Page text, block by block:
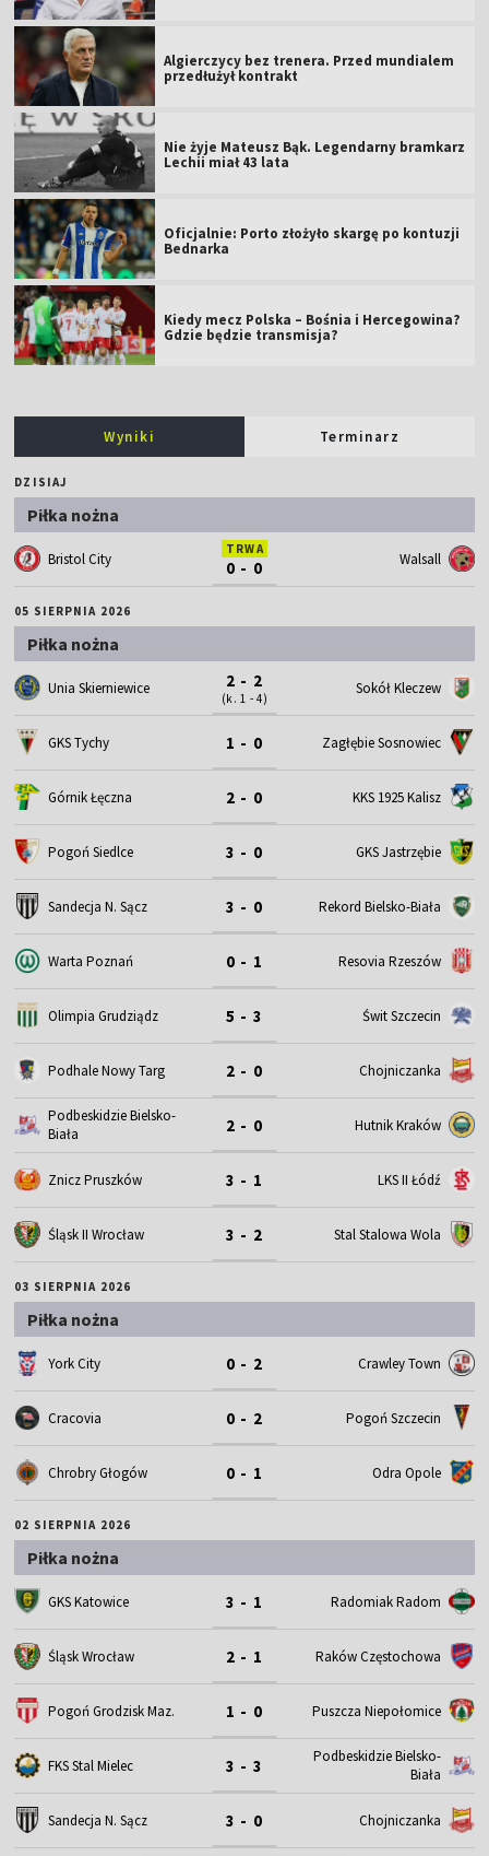
Algierczycy bez trenera. Przed mundialem
przedłużył kontrakt
Nie żyje Mateusz Bąk. Legendarny bramkarz
Lechii miał 43 lata
Oficjalnie: Porto złożyło skargę po kontuzji
Bednarka
Kiedy mecz Polska – Bośnia i Hercegowina?
Gdzie będzie transmisja?
Wyniki Terminarz
DZISIAJ
Piłka nożna
Bristol City
TRWA
0 - 0 Walsall
05 SIERPNIA 2026
Piłka nożna
Unia Skierniewice 2 - 2
(k. 1 - 4)
Sokół Kleczew
GKS Tychy 1 - 0 Zagłębie Sosnowiec
Górnik Łęczna 2 - 0 KKS 1925 Kalisz
Pogoń Siedlce 3 - 0 GKS Jastrzębie
Sandecja N. Sącz 3 - 0 Rekord Bielsko-Biała
Warta Poznań 0 - 1 Resovia Rzeszów
Olimpia Grudziądz 5 - 3 Świt Szczecin
Podhale Nowy Targ 2 - 0 Chojniczanka
Podbeskidzie Bielsko-
Biała
2 - 0 Hutnik Kraków
Znicz Pruszków 3 - 1 LKS II Łódź
Śląsk II Wrocław 3 - 2 Stal Stalowa Wola
03 SIERPNIA 2026
Piłka nożna
York City 0 - 2 Crawley Town
Cracovia 0 - 2 Pogoń Szczecin
Chrobry Głogów 0 - 1 Odra Opole
02 SIERPNIA 2026
Piłka nożna
GKS Katowice 3 - 1 Radomiak Radom
Śląsk Wrocław 2 - 1 Raków Częstochowa
Pogoń Grodzisk Maz. 1 - 0 Puszcza Niepołomice
FKS Stal Mielec 3 - 3
Podbeskidzie Bielsko-
Biała
Sandecja N. Sącz 3 - 0 Chojniczanka